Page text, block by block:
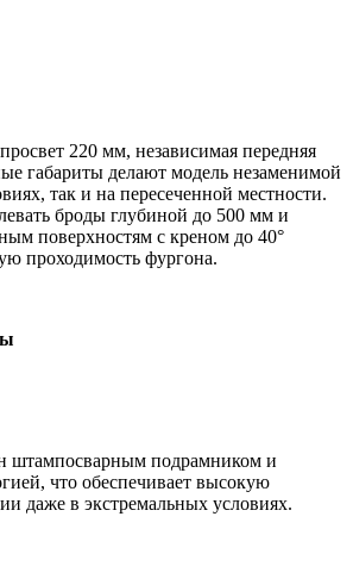
220 мм, независимая передняя
габариты делают модель незаменимой
так и на пересеченной местности.
броды глубиной до 500 мм и
поверхностям с креном до 40°
проходимость фургона.
штампосварным подрамником и
что обеспечивает высокую
даже в экстремальных условиях.